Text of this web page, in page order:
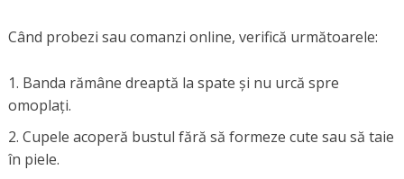
Când probezi sau comanzi online, verifică următoarele:
Banda rămâne dreaptă la spate și nu urcă spre
omoplați.
Cupele acoperă bustul fără să formeze cute sau să taie
în piele.